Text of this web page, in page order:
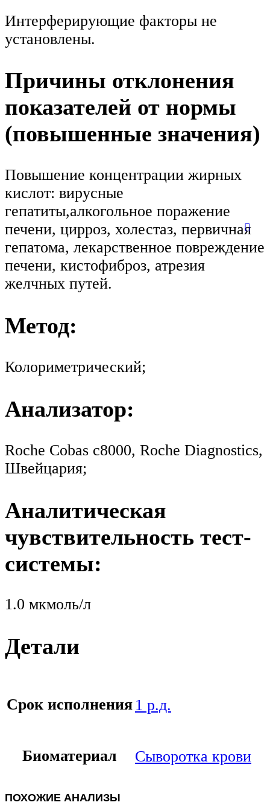
Интерферирующие факторы не
установлены.
Причины отклонения
показателей от нормы
(повышенные значения)
Повышение концентрации жирных
кислот: вирусные
гепатиты,алкогольное поражение
печени, цирроз, холестаз, первичная
гепатома, лекарственное повреждение
печени, кистофиброз, атрезия
желчных путей.
Метод:
Колориметрический;
Анализатор:
Roche Cobas c8000, Roche Diagnostics,
Швейцария;
Аналитическая
чувствительность тест-
системы:
1.0 мкмоль/л
Детали
Срок исполнения 1 р.д.
Биоматериал Сыворотка крови
ПОХОЖИЕ АНАЛИЗЫ